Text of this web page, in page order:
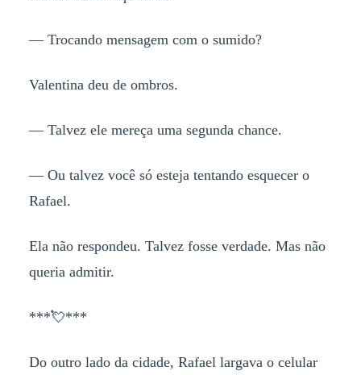
— Trocando mensagem com o sumido?
Valentina deu de ombros.
— Talvez ele mereça uma segunda chance.
— Ou talvez você só esteja tentando esquecer o
Rafael.
Ela não respondeu. Talvez fosse verdade. Mas não
queria admitir.
***💘***
Do outro lado da cidade, Rafael largava o celular